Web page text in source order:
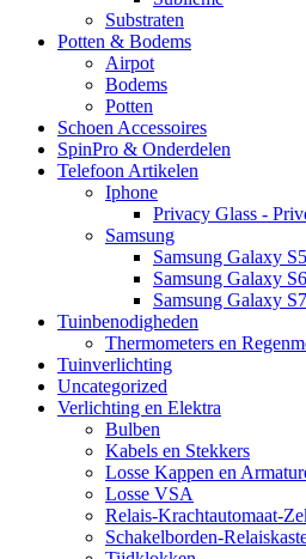
Substraten
Potten & Bodems
Airpot
Bodems
Potten
Schoen Accessoires
SpinPro & Onderdelen
Telefoon Artikelen
Iphone
Privacy Glass -
Samsung
Samsung Galaxy
Samsung Galaxy
Samsung Galaxy
Tuinbenodigheden
Thermometers en
Tuinverlichting
Uncategorized
Verlichting en Elektra
Bulben
Kabels en Stekkers
Losse Kappen en
Losse VSA
Relais-Krachtautomaat-
Schakelborden-